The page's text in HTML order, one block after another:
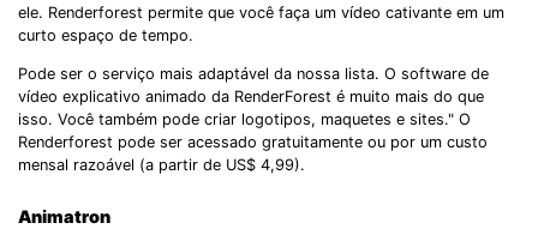
ele. Renderforest permite que você faça um vídeo cativante em um
curto espaço de tempo.
Pode ser o serviço mais adaptável da nossa lista. O software de
vídeo explicativo animado da RenderForest é muito mais do que
isso. Você também pode criar logotipos, maquetes e sites." O
Renderforest pode ser acessado gratuitamente ou por um custo
mensal razoável (a partir de US$ 4,99).
Animatron